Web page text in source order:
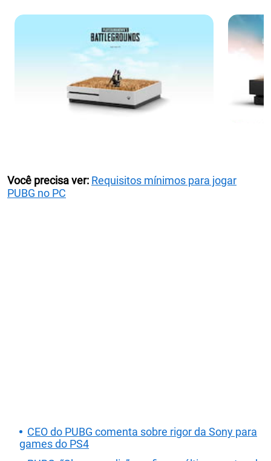
Você precisa ver: Requisitos mínimos para jogar
PUBG no PC
CEO do PUBG comenta sobre rigor da Sony para
games do PS4